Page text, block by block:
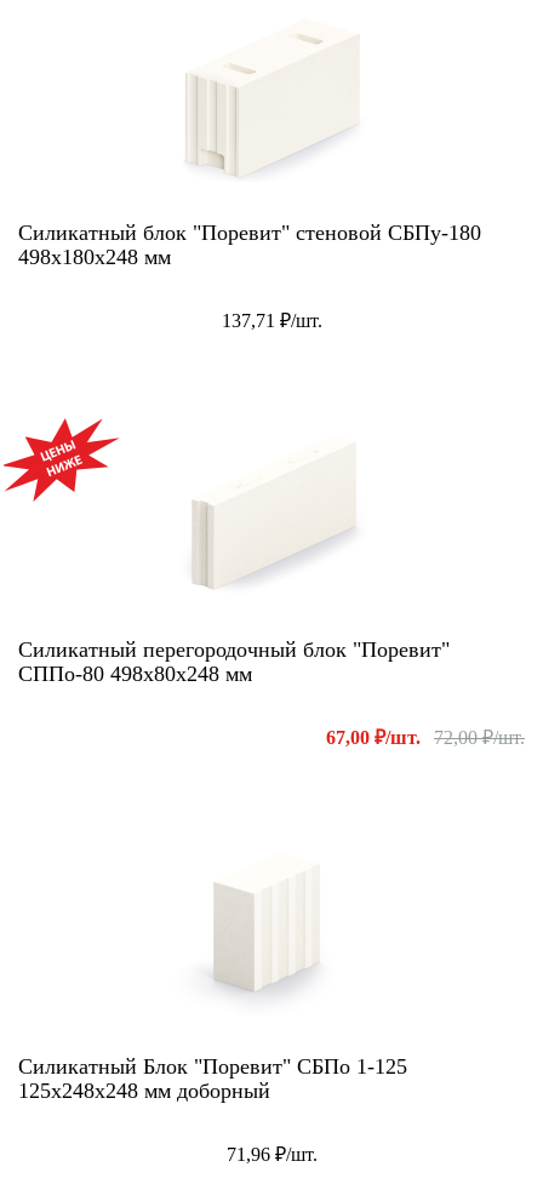
Силикатный блок "Поревит" стеновой СБПу-180
498х180х248 мм
137,71 ₽/шт.
АКЦИЯ!
Силикатный перегородочный блок "Поревит"
СППо-80 498х80х248 мм
67,00 ₽/шт. 72,00 ₽/шт.
Силикатный Блок "Поревит" СБПо 1-125
125х248х248 мм доборный
71,96 ₽/шт.